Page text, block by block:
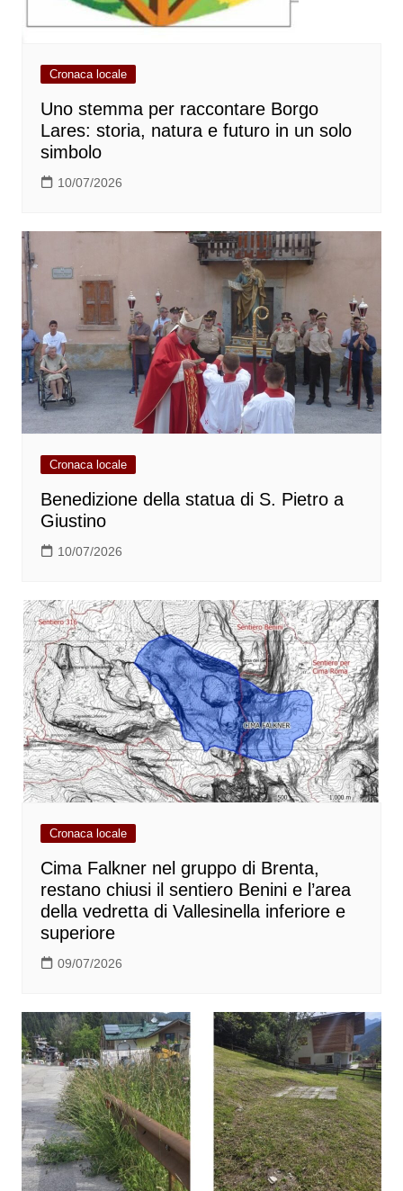
Cronaca locale
Uno stemma per raccontare Borgo
Lares: storia, natura e futuro in un solo
simbolo
10/07/2026
Cronaca locale
Benedizione della statua di S. Pietro a
Giustino
10/07/2026
Cronaca locale
Cima Falkner nel gruppo di Brenta,
restano chiusi il sentiero Benini e l’area
della vedretta di Vallesinella inferiore e
superiore
09/07/2026